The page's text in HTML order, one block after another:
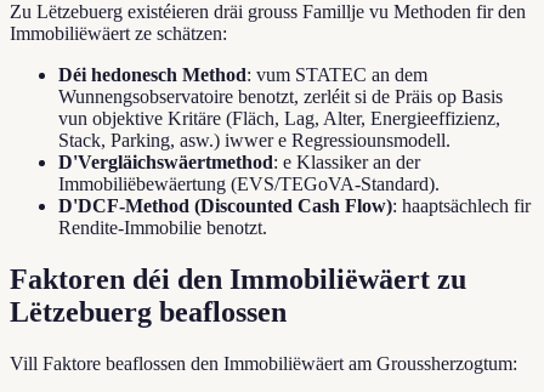
Zu Lëtzebuerg existéieren dräi grouss Famillje vu Methoden fir den
Immobiliëwäert ze schätzen:
Déi hedonesch Method: vum STATEC an dem
Wunnengsobservatoire benotzt, zerléit si de Präis op Basis
vun objektive Kritäre (Fläch, Lag, Alter, Energieeffizienz,
Stack, Parking, asw.) iwwer e Regressiounsmodell.
D'Vergläichswäertmethod: e Klassiker an der
Immobiliëbewäertung (EVS/TEGoVA-Standard).
D'DCF-Method (Discounted Cash Flow): haaptsächlech fir
Rendite-Immobilie benotzt.
Faktoren déi den Immobiliëwäert zu
Lëtzebuerg beaflossen
Vill Faktore beaflossen den Immobiliëwäert am Groussherzogtum: